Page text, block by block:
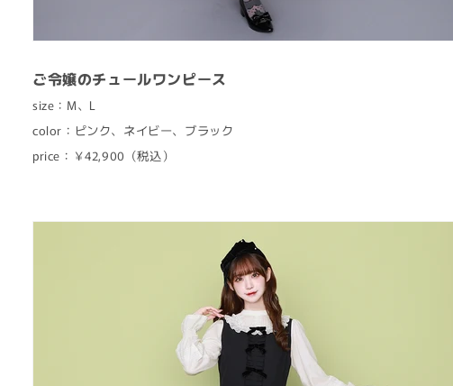
ご令嬢のチュールワンピース
size：M、L
color：ピンク、ネイビー、ブラック
price：￥42,900（税込）